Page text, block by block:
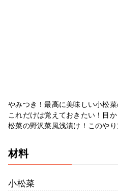
やみつき！最高に美味しい小松
これだけは覚えておきたい！目
松菜の野沢菜風浅漬け！このや
材料
小松菜